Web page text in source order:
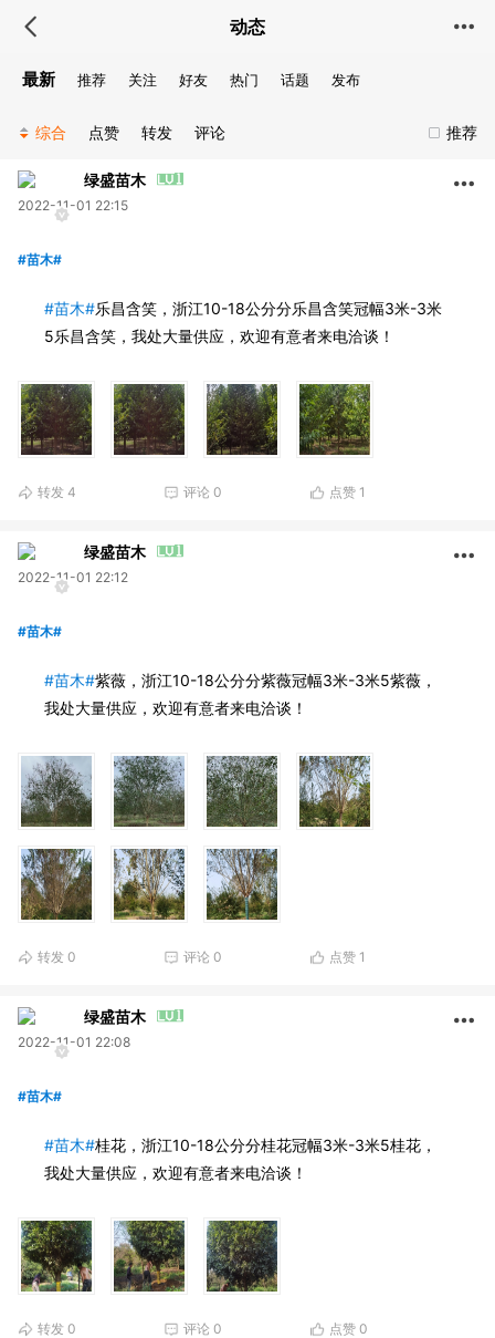
动态
最新 推荐 关注 好友 热门 话题 发布
推荐
综合 点赞 转发 评论
绿盛苗木
2022-11-01 22:15
#苗木#
#苗木#乐昌含笑，浙江10-18公分分乐昌含笑冠幅3米-3米
5乐昌含笑，我处大量供应，欢迎有意者来电洽谈！
转发 4 评论 0 点赞 1
绿盛苗木
2022-11-01 22:12
#苗木#
#苗木#紫薇，浙江10-18公分分紫薇冠幅3米-3米5紫薇，
我处大量供应，欢迎有意者来电洽谈！
转发 0 评论 0 点赞 1
绿盛苗木
2022-11-01 22:08
#苗木#
#苗木#桂花，浙江10-18公分分桂花冠幅3米-3米5桂花，
我处大量供应，欢迎有意者来电洽谈！
转发 0 评论 0 点赞 0